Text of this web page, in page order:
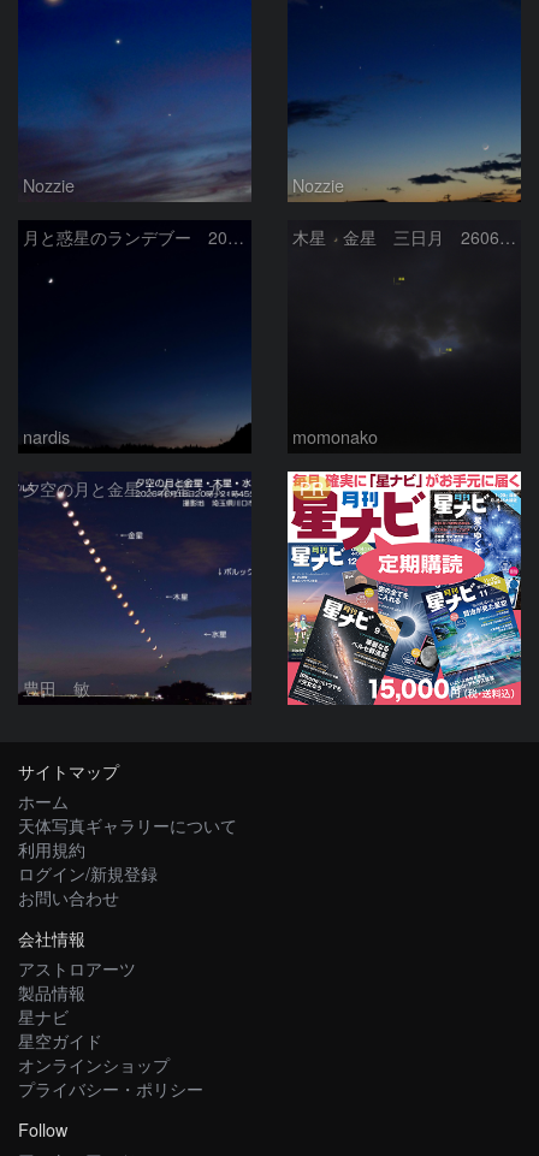
Nozzie Nozzie
月と惑星のランデブー 2026/06/19
nardis
木星 金星 三日月 260618
momonako
夕空の月と金星・木星・水星の接近 2026/6/18
豊田 敏
PR
サイトマップ
ホーム
天体写真ギャラリーについて
利用規約
ログイン/新規登録
お問い合わせ
会社情報
アストロアーツ
製品情報
星ナビ
星空ガイド
オンラインショップ
プライバシー・ポリシー
Follow